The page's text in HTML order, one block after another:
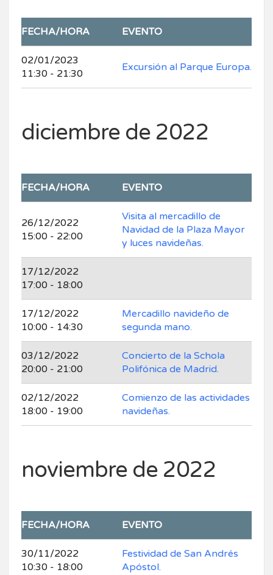
FECHA/HORA EVENTO
02/01/2023
11:30 - 21:30
Excursión al Parque Europa.
diciembre de 2022
FECHA/HORA EVENTO
26/12/2022
15:00 - 22:00
Visita al mercadillo de
Navidad de la Plaza Mayor
y luces navideñas.
17/12/2022
17:00 - 18:00
17/12/2022
10:00 - 14:30
Mercadillo navideño de
segunda mano.
03/12/2022
20:00 - 21:00
Concierto de la Schola
Polifónica de Madrid.
02/12/2022
18:00 - 19:00
Comienzo de las actividades
navideñas.
noviembre de 2022
FECHA/HORA EVENTO
30/11/2022
10:30 - 18:00
Festividad de San Andrés
Apóstol.